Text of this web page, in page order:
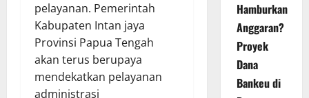
pelayanan. Pemerintah
Kabupaten Intan jaya
Provinsi Papua Tengah
akan terus berupaya
mendekatkan pelayanan
administrasi
Hamburkan
Anggaran?
Proyek
Dana
Bankeu di